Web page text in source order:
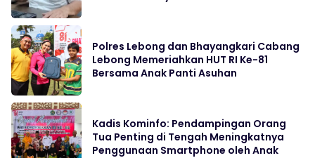
Polres Lebong dan Bhayangkari Cabang
Lebong Memeriahkan HUT RI Ke-81
Bersama Anak Panti Asuhan
Kadis Kominfo: Pendampingan Orang
Tua Penting di Tengah Meningkatnya
Penggunaan Smartphone oleh Anak